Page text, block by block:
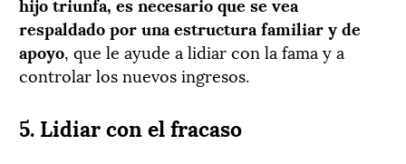
respaldado por una estructura familiar y de
apoyo, que le ayude a lidiar con la fama y a
controlar los nuevos ingresos.
5. Lidiar con el fracaso